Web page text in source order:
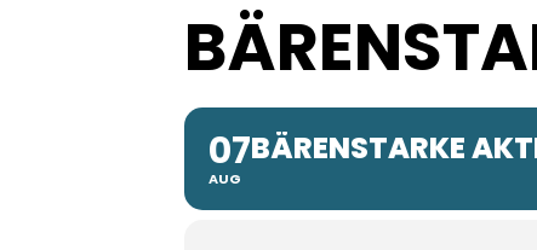
07
AUG
BÄRENSTARKE